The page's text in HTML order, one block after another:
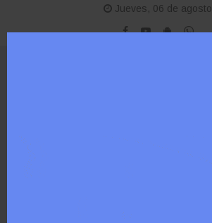
Jueves, 06 de agosto